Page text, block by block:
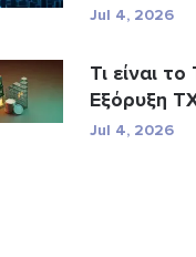
Jul 4, 2026
Τι είναι
Εξόρυξη
Jul 4, 2026